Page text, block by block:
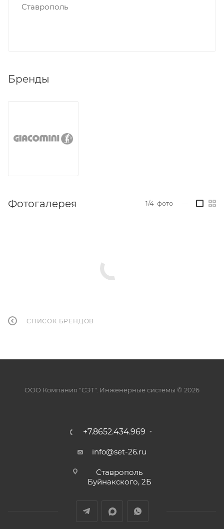
Ставрополь
Бренды
Фотогалерея 1/4 фото
СПИСОК БРЕНДОВ
ООО Компания "СЭТ". Инженерные системы © 2026
+7.8652.434.969
info@set-26.ru
Ставрополь
Буйнакского, 2Б